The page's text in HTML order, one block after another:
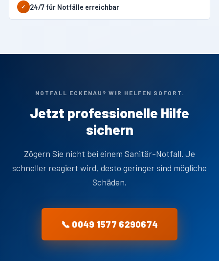
✓ 24/7 für Notfälle erreichbar
NOTFALL ECKENAU? WIR HELFEN SOFORT.
Jetzt professionelle Hilfe
sichern
Zögern Sie nicht bei einem Sanitär-Notfall. Je
schneller reagiert wird, desto geringer sind mögliche
Schäden.
📞 0049 1577 6290674